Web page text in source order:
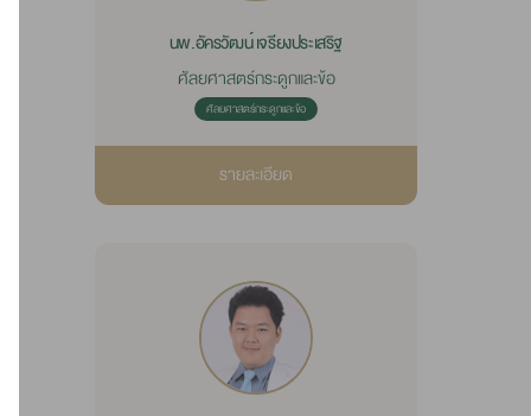
นพ.อัครวัฒน์ เจรียงประเสริฐ
ศัลยศาสตร์กระดูกและข้อ
ศัลยศาสตร์กระดูกและข้อ
รายละเอียด